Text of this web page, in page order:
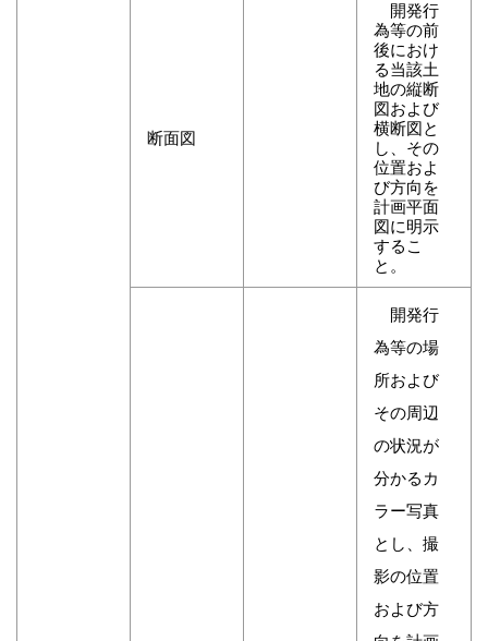
断面図
開発行
為等の前
後におけ
る当該土
地の縦断
図および
横断図と
し、その
位置およ
び方向を
計画平面
図に明示
するこ
と。
開発行
為等の場
所および
その周辺
の状況が
分かるカ
ラー写真
とし、撮
影の位置
および方